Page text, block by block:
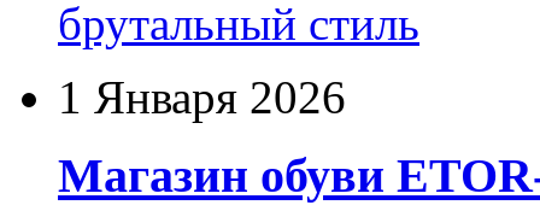
1 Января 2026
Магазин обуви